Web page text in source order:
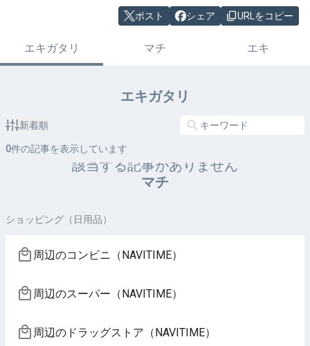
ポスト シェア URLをコピー
エキガタリ マチ エキ
エキガタリ
新着順
0件の記事を表示しています
該当する記事がありません
マチ
ショッピング（日用品）
周辺のコンビニ（NAVITIME）
周辺のスーパー（NAVITIME）
周辺のドラッグストア（NAVITIME）